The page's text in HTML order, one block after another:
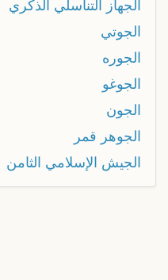
الجهاز التناسلي الذكري
الجوتي
الجوره
الجوغو
الجون
الجوهر قمر
الجيش الإسلامي الثامن